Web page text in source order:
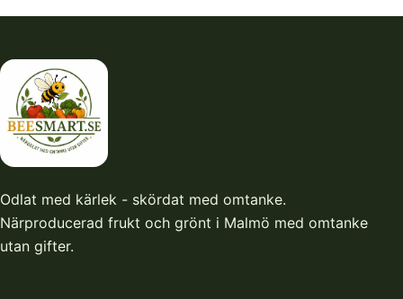
Odlat med kärlek - skördat med omtanke.
Närproducerad frukt och grönt i Malmö med omtanke
utan gifter.